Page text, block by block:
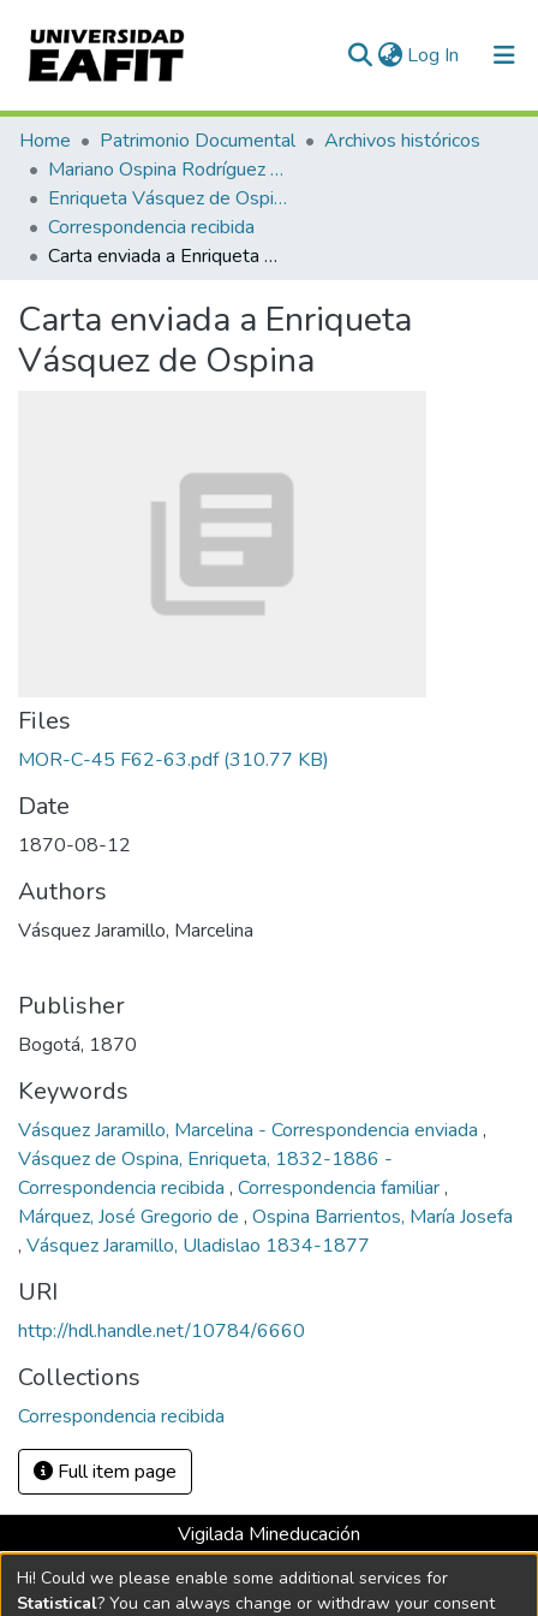
Log In (current)
Communities & Collections
All of DSpace
Statistics
Home Patrimonio Documental
Archivos históricos
Mariano Ospina Rodríguez (1826 -1912)
Enriqueta Vásquez de Ospina
Correspondencia recibida
Carta enviada a Enriqueta Vásquez de Ospina
Carta enviada a Enriqueta
Vásquez de Ospina
Files
MOR-C-45 F62-63.pdf(310.77 KB)
Date
1870-08-12
Authors
Vásquez Jaramillo, Marcelina
Publisher
Bogotá, 1870
Keywords
Vásquez Jaramillo, Marcelina - Correspondencia enviada ,
Vásquez de Ospina, Enriqueta, 1832-1886 -
Correspondencia recibida , Correspondencia familiar,
Márquez, José Gregorio de , Ospina Barrientos, María Josefa
, Vásquez Jaramillo, Uladislao 1834-1877
URI
http://hdl.handle.net/10784/6660
Collections
Correspondencia recibida
Full item page
Vigilada Mineducación
Universidad con Acreditación Institucional hasta 2026 -
Resolución MEN 2158 de 2018
Hi! Could we please enable some additional services for
Statistical? You can always change or withdraw your consent